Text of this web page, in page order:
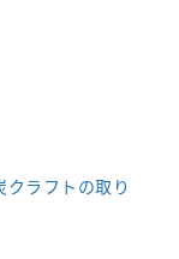
ラフトの取り